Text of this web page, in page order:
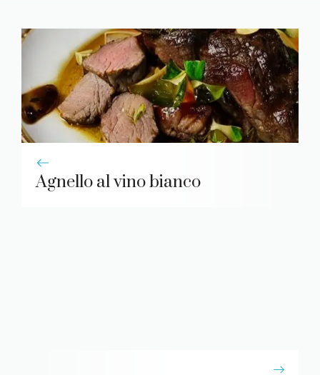
Agnello al vino bianco